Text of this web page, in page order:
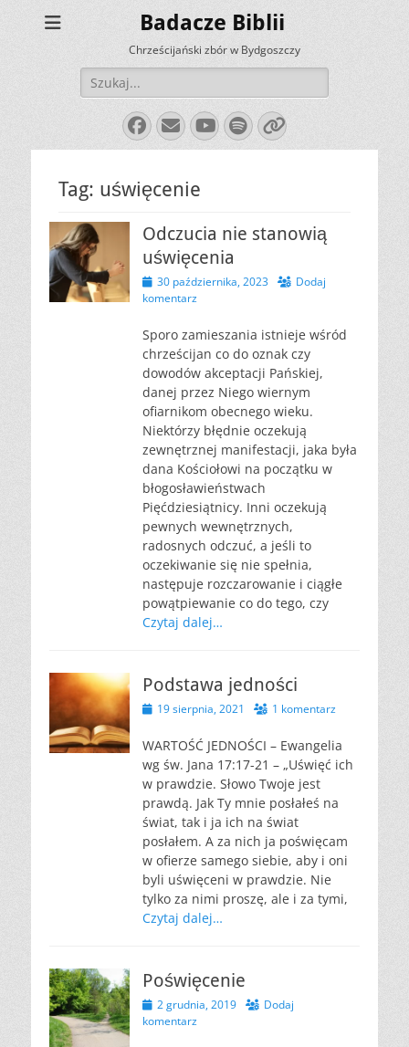
Badacze Biblii
Chrześcijański zbór w Bydgoszczy
Szukaj:
Facebook
E-
mail
YouTube
Spotify
Link
Tag: uświęcenie
Odczucia nie stanowią
uświęcenia
Opublikowano
30 października, 2023
Dodaj
komentarz
Sporo zamieszania istnieje wśród
chrześcijan co do oznak czy
dowodów akceptacji Pańskiej,
danej przez Niego wiernym
ofiarnikom obecnego wieku.
Niektórzy błędnie oczekują
zewnętrznej manifestacji, jaka była
dana Kościołowi na początku w
błogosławieństwach
Pięćdziesiątnicy. Inni oczekują
pewnych wewnętrznych,
radosnych odczuć, a jeśli to
oczekiwanie się nie spełnia,
następuje rozczarowanie i ciągłe
powątpiewanie co do tego, czy
Czytaj dalej…
Podstawa jedności
Opublikowano
19 sierpnia, 2021 1 komentarz
WARTOŚĆ JEDNOŚCI – Ewangelia
wg św. Jana 17:17-21 – „Uświęć ich
w prawdzie. Słowo Twoje jest
prawdą. Jak Ty mnie posłałeś na
świat, tak i ja ich na świat
posłałem. A za nich ja poświęcam
w ofierze samego siebie, aby i oni
byli uświęceni w prawdzie. Nie
tylko za nimi proszę, ale i za tymi,
Czytaj dalej…
Poświęcenie
Opublikowano
2 grudnia, 2019
Dodaj
komentarz